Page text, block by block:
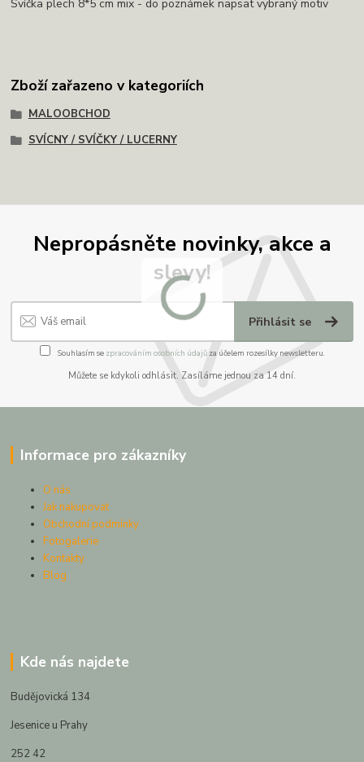
Svíčka plech 8*5 cm mix - do poznámek napsat vybraný motiv
Zboží zařazeno v kategoriích
MALOOBCHOD
SVÍCNY / SVÍČKY / LUCERNY
Nepropásněte novinky, akce a
slevy!
Přihlásit se
Souhlasím se zpracováním osobních údajůza účelem rozesílky newsletteru.
Můžete se kdykoli odhlásit. Zasíláme jednou za 14 dní.
Informace pro zákazníky
O nás
Jak nakupovat
Obchodní podmínky
Fotogalerie
Kontakty
Blog
Kde nás najdete
Budějovická 134
Jesenice u Prahy
252 42